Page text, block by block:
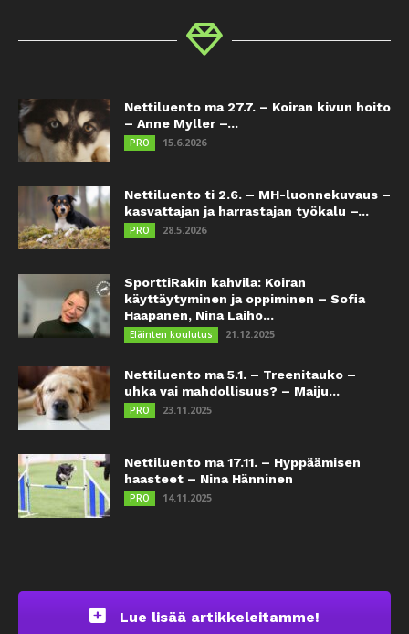
Nettiluento ma 27.7. – Koiran kivun hoito
– Anne Myller –...
PRO 15.6.2026
Nettiluento ti 2.6. – MH-luonnekuvaus –
kasvattajan ja harrastajan työkalu –...
PRO 28.5.2026
SporttiRakin kahvila: Koiran
käyttäytyminen ja oppiminen – Sofia
Haapanen, Nina Laiho...
Eläinten koulutus 21.12.2025
Nettiluento ma 5.1. – Treenitauko –
uhka vai mahdollisuus? – Maiju...
PRO 23.11.2025
Nettiluento ma 17.11. – Hyppäämisen
haasteet – Nina Hänninen
PRO 14.11.2025
Lue lisää artikkeleitamme!